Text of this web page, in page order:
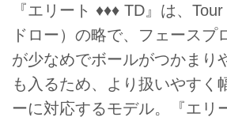
『エリート ♦♦♦ TD』は、
ドロー）の略で、フェースプ
が少なめでボールがつかまり
も入るため、より扱いやすく
ーに対応するモデル。『エリ